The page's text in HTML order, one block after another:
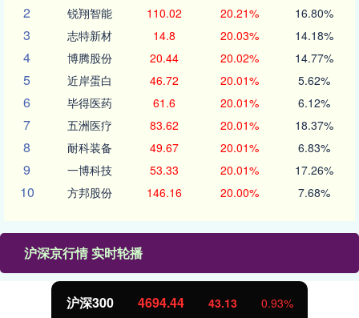
2 锐翔智能 110.02 20.21% 16.80%
3 志特新材 14.8 20.03% 14.18%
4 博腾股份 20.44 20.02% 14.77%
5 近岸蛋白 46.72 20.01% 5.62%
6 毕得医药 61.6 20.01% 6.12%
7 五洲医疗 83.62 20.01% 18.37%
8 耐科装备 49.67 20.01% 6.83%
9 一博科技 53.33 20.01% 17.26%
10 方邦股份 146.16 20.00% 7.68%
沪深京行情 实时轮播
0.93% 北证50 1134.24